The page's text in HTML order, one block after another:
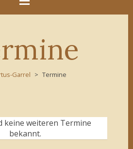
Garrel Termine
keine weiteren Termine
bekannt.